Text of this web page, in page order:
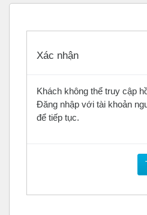
Xác nhận
Khách không thể truy cập
Đăng nhập với tài khoản
để tiếp tục.